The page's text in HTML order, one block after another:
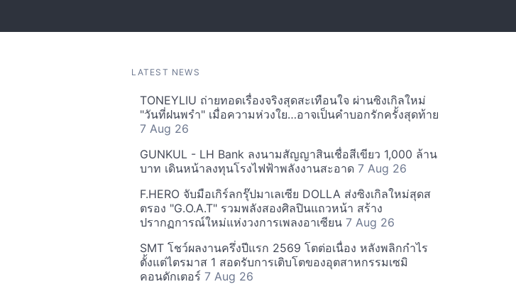
LATEST NEWS
TONEYLIU ถ่ายทอดเรื่องจริงสุดสะเทือนใจ ผ่านซิงเกิลใหม่
"วันที่ฝนพรำ" เมื่อความห่วงใย…อาจเป็นคำบอกรักครั้งสุดท้าย
7 Aug 26
GUNKUL - LH Bank ลงนามสัญญาสินเชื่อสีเขียว 1,000 ล้าน
บาท เดินหน้าลงทุนโรงไฟฟ้าพลังงานสะอาด 7 Aug 26
F.HERO จับมือเกิร์ลกรุ๊ปมาเลเซีย DOLLA ส่งซิงเกิลใหม่สุดส
ตรอง "G.O.A.T" รวมพลังสองศิลปินแถวหน้า สร้าง
ปรากฏการณ์ใหม่แห่งวงการเพลงอาเซียน 7 Aug 26
SMT โชว์ผลงานครึ่งปีแรก 2569 โตต่อเนื่อง หลังพลิกกำไร
ตั้งแต่ไตรมาส 1 สอดรับการเติบโตของอุตสาหกรรมเซมิ
คอนดักเตอร์ 7 Aug 26